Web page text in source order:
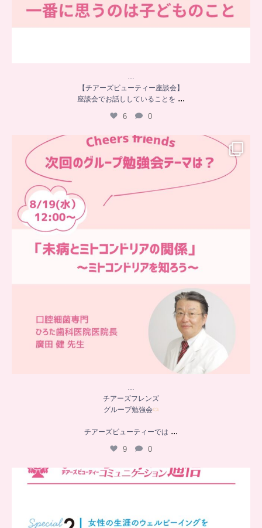
【チアーズビューティー座談会】
座談会でお話ししていることを ...
6 0
…
グループ勉強会
チアーズフレンズ
グループ勉強会
チアーズビューティーでは ...
9 0
..
8